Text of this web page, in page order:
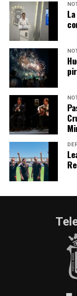
SEXTA
2026
hace 4 días·